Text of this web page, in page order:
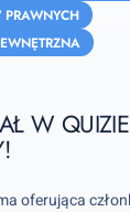
W
oferująca